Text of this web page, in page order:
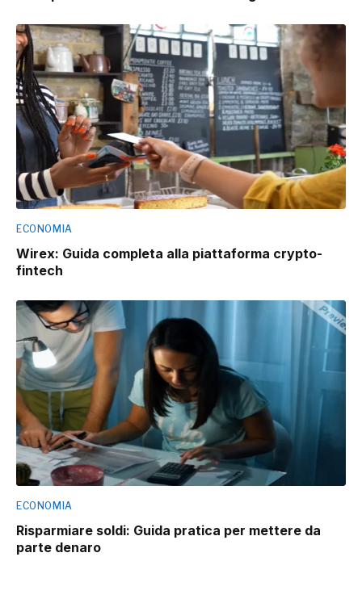
ECONOMIA
Wirex: Guida completa alla piattaforma crypto-
fintech
ECONOMIA
Risparmiare soldi: Guida pratica per mettere da
parte denaro